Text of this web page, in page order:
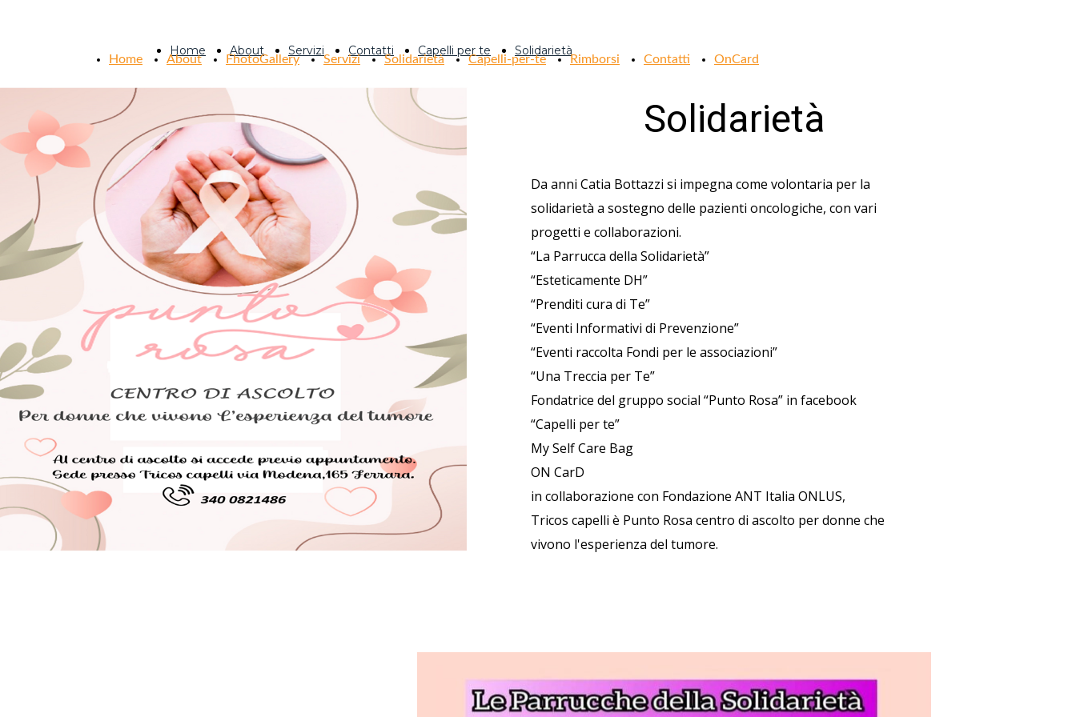
Home About Servizi Contatti Capelli per te Solidarietà
Home About FhotoGallery Servizi Solidarietà Capelli-per-te Rimborsi Contatti OnCard
Solidarietà
Da anni Catia Bottazzi si impegna come volontaria per la
solidarietà a sostegno delle pazienti oncologiche, con vari
progetti e collaborazioni.
“La Parrucca della Solidarietà”
“Esteticamente DH”
“Prenditi cura di Te”
“Eventi Informativi di Prevenzione”
“Eventi raccolta Fondi per le associazioni”
“Una Treccia per Te”
Fondatrice del gruppo social “Punto Rosa” in facebook
“Capelli per te”
My Self Care Bag
ON CarD
in collaborazione con Fondazione ANT Italia ONLUS,
Tricos capelli è Punto Rosa centro di ascolto per donne che
vivono l'esperienza del tumore.